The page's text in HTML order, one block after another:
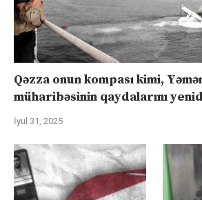
Qəzza onun kompası kimi,
müharibəsinin qaydalarını
İyul 31, 2025